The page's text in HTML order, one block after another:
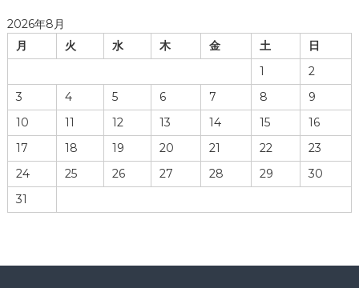
2026年8月
月
火 水 木 金 土
日
1
2
3
4 5 6 7 8
9
10
11 12 13 14 15
16
17
18 19 20 21 22
23
24
25 26 27 28 29
30
31